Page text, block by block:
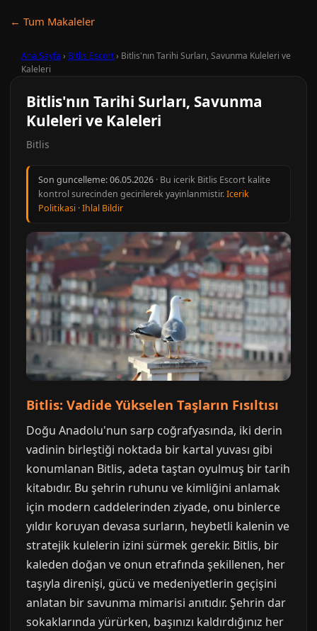
← Tum Makaleler
Ana Sayfa › Bitlis Escort› Bitlis'nın Tarihi Surları, Savunma Kuleleri ve
Kaleleri
Bitlis'nın Tarihi Surları, Savunma
Kuleleri ve Kaleleri
Bitlis
Son guncelleme:06.05.2026 · Bu icerik Bitlis Escort kalite
kontrol surecinden gecirilerek yayinlanmistir.Icerik
Politikasi ·Ihlal Bildir
Bitlis: Vadide Yükselen Taşların Fısıltısı
Doğu Anadolu'nun sarp coğrafyasında, iki derin
vadinin birleştiği noktada bir kartal yuvası gibi
konumlanan Bitlis, adeta taştan oyulmuş bir tarih
kitabıdır. Bu şehrin ruhunu ve kimliğini anlamak
için modern caddelerinden ziyade, onu binlerce
yıldır koruyan devasa surların, heybetli kalenin ve
stratejik kulelerin izini sürmek gerekir. Bitlis, bir
kaleden doğan ve onun etrafında şekillenen, her
taşıyla direnişi, gücü ve medeniyetlerin geçişini
anlatan bir savunma mimarisi anıtıdır. Şehrin dar
sokaklarında yürürken, başınızı kaldırdığınız her